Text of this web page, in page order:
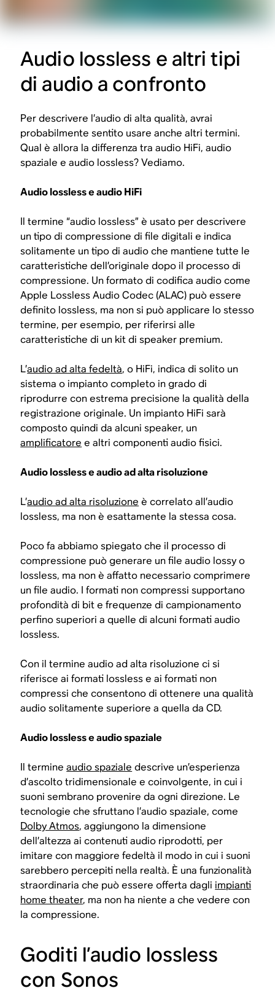
Audio lossless e altri tipi
di audio a confronto
Per descrivere l’audio di alta qualità, avrai
probabilmente sentito usare anche altri termini.
Qual è allora la differenza tra audio HiFi, audio
spaziale e audio lossless? Vediamo.
Audio lossless e audio HiFi
Il termine “audio lossless” è usato per descrivere
un tipo di compressione di file digitali e indica
solitamente un tipo di audio che mantiene tutte le
caratteristiche dell’originale dopo il processo di
compressione. Un formato di codifica audio come
Apple Lossless Audio Codec (ALAC) può essere
definito lossless, ma non si può applicare lo stesso
termine, per esempio, per riferirsi alle
caratteristiche di un kit di speaker premium.
L’audio ad alta fedeltà, o HiFi, indica di solito un
sistema o impianto completo in grado di
riprodurre con estrema precisione la qualità della
registrazione originale. Un impianto HiFi sarà
composto quindi da alcuni speaker, un
amplificatore e altri componenti audio fisici.
Audio lossless e audio ad alta risoluzione
L’audio ad alta risoluzione è correlato all’audio
lossless, ma non è esattamente la stessa cosa.
Poco fa abbiamo spiegato che il processo di
compressione può generare un file audio lossy o
lossless, ma non è affatto necessario comprimere
un file audio. I formati non compressi supportano
profondità di bit e frequenze di campionamento
perfino superiori a quelle di alcuni formati audio
lossless.
Con il termine audio ad alta risoluzione ci si
riferisce ai formati lossless e ai formati non
compressi che consentono di ottenere una qualità
audio solitamente superiore a quella da CD.
Audio lossless e audio spaziale
Il termineaudio spaziale descrive un’esperienza
d’ascolto tridimensionale e coinvolgente, in cui i
suoni sembrano provenire da ogni direzione. Le
tecnologie che sfruttano l’audio spaziale, come
Dolby Atmos, aggiungono la dimensione
dell’altezza ai contenuti audio riprodotti, per
imitare con maggiore fedeltà il modo in cui i suoni
sarebbero percepiti nella realtà. È una funzionalità
straordinaria che può essere offerta dagliimpianti
home theater, ma non ha niente a che vedere con
la compressione.
Goditi l’audio lossless
con Sonos